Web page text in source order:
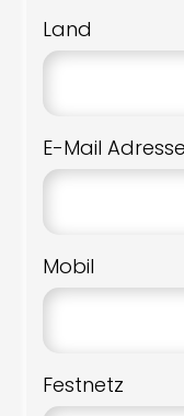
Land
E-Mail
Mobil
Festnetz